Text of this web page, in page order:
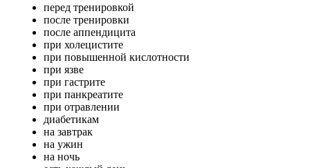
перед тренировкой
после тренировки
после аппендицита
при холецистите
при повышенной кислотности
при язве
при гастрите
при панкреатите
при отравлении
диабетикам
на завтрак
на ужин
на ночь